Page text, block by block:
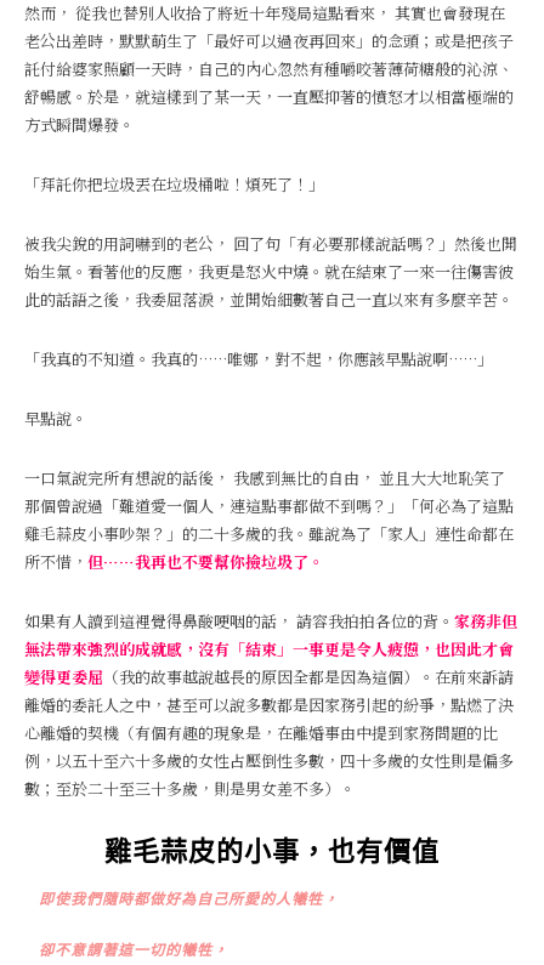
然而， 從我也替別人收拾了將近十年殘局這點看來， 其實也會發現在
老公出差時，默默萌生了「最好可以過夜再回來」的念頭；或是把孩子
託付給婆家照顧一天時，自己的內心忽然有種嚼咬著薄荷糖般的沁涼、
舒暢感。於是，就這樣到了某一天，一直壓抑著的憤怒才以相當極端的
方式瞬間爆發。
「拜託你把垃圾丟在垃圾桶啦！煩死了！」
被我尖銳的用詞嚇到的老公， 回了句「有必要那樣說話嗎？」然後也開
始生氣。看著他的反應，我更是怒火中燒。就在結束了一來一往傷害彼
此的話語之後，我委屈落淚，並開始細數著自己一直以來有多麼辛苦。
「我真的不知道。我真的……唯娜，對不起，你應該早點說啊……」
早點說。
一口氣說完所有想說的話後， 我感到無比的自由， 並且大大地恥笑了
那個曾說過「難道愛一個人，連這點事都做不到嗎？」「何必為了這點
雞毛蒜皮小事吵架？」的二十多歲的我。雖說為了「家人」連性命都在
所不惜， 但……我再也不要幫你撿垃圾了。
如果有人讀到這裡覺得鼻酸哽咽的話， 請容我拍拍各位的背。 家務非但
無法帶來強烈的成就感，沒有「結束」一事更是令人疲憊，也因此才會
變得更委屈 （我的故事越說越長的原因全都是因為這個）。在前來訴請
離婚的委託人之中，甚至可以說多數都是因家務引起的紛爭，點燃了決
心離婚的契機（有個有趣的現象是，在離婚事由中提到家務問題的比
例，以五十至六十多歲的女性占壓倒性多數，四十多歲的女性則是偏多
數；至於二十至三十多歲，則是男女差不多）。
雞毛蒜皮的小事，也有價值
即使我們隨時都做好為自己所愛的人犧牲，
卻不意謂著這一切的犧牲，